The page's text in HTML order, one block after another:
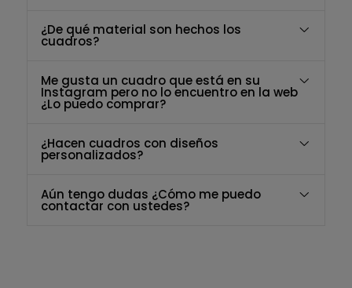
¿De qué material son hechos los
cuadros?
Me gusta un cuadro que está en su
Instagram pero no lo encuentro en la web
¿Lo puedo comprar?
¿Hacen cuadros con diseños
personalizados?
Aún tengo dudas ¿Cómo me puedo
contactar con ustedes?